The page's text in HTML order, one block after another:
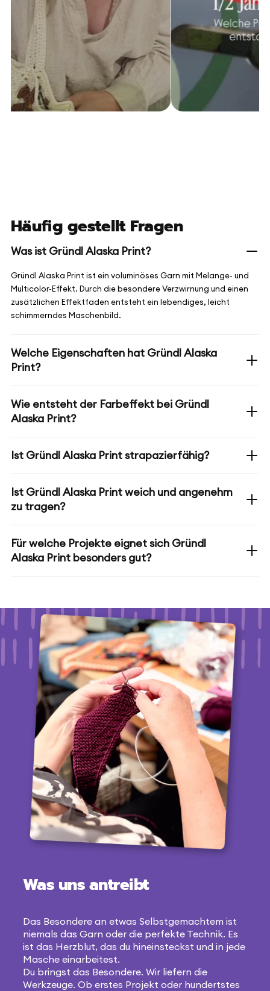
Häufig gestellt Fragen
Was ist Gründl Alaska Print?
Gründl Alaska Print ist ein voluminöses Garn mit Melange- und
Multicolor-Effekt. Durch die besondere Verzwirnung und einen
zusätzlichen Effektfaden entsteht ein lebendiges, leicht
schimmerndes Maschenbild.
Welche Eigenschaften hat Gründl Alaska
Print?
Wie entsteht der Farbeffekt bei Gründl
Alaska Print?
Ist Gründl Alaska Print strapazierfähig?
Ist Gründl Alaska Print weich und angenehm
zu tragen?
Für welche Projekte eignet sich Gründl
Alaska Print besonders gut?
Was uns antreibt
Das Besondere an etwas Selbstgemachtem ist
niemals das Garn oder die perfekte Technik. Es
ist das Herzblut, das du hineinsteckst und in jede
Masche einarbeitest.
Du bringst das Besondere. Wir liefern die
Werkzeuge. Ob erstes Projekt oder hundertstes